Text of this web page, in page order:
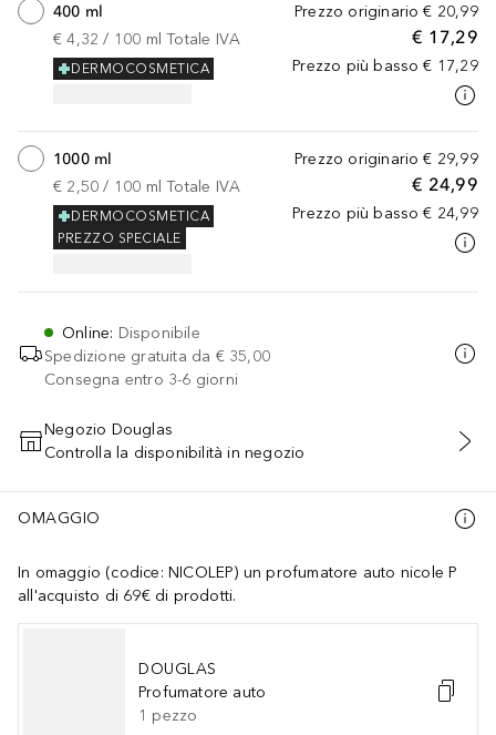
Prezzo originario € 20,99
€ 17,29
Prezzo più basso € 17,29
400 ml
€ 4,32 / 100 ml Totale IVA
DERMOCOSMETICA
Prezzo originario € 29,99
€ 24,99
Prezzo più basso € 24,99
1000 ml
€ 2,50 / 100 ml Totale IVA
DERMOCOSMETICA
PREZZO SPECIALE
Online: Disponibile
Spedizione gratuita da € 35,00
Consegna entro 3-6 giorni
AGGIUNGI AL CARRELLO
Negozio Douglas
Controlla la disponibilità in negozio
OMAGGIO
In omaggio (codice: NICOLEP) un profumatore auto nicole P
all'acquisto di 69€ di prodotti.
DOUGLAS
Profumatore auto
1 pezzo